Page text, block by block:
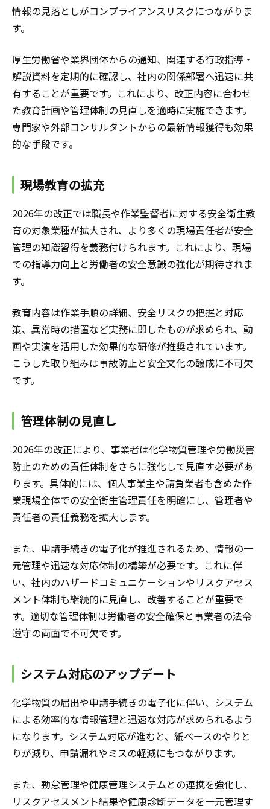
情報の見落としがコンプライアンスリスクにつながりま
す。
厚生労働省や業界団体からの通知、関連する行政指導・
解説資料を定期的に確認し、社内の関係部署へ迅速に共
有することが重要です。これにより、改正内容に合わせ
た教育計画や管理体制の見直しを適時に実施できます。
専門家や外部コンサルタントからの最新情報獲得も効果
的な手段です。
現場教育の拡充
2026年の改正では職長や作業監督者に対する安全衛生教
育の対象業種が拡大され、より多くの現場責任者が安全
管理の知識習得を義務付けられます。これにより、現場
での指導力向上と労働者の安全意識の強化が期待されま
す。
教育内容は作業手順の詳細、安全リスクの把握と対応
策、異常時の措置など実務に即したものが求められ、動
画や実演を活用した効果的な研修が推奨されています。
こうした取り組みは事故防止と安全文化の醸成に不可欠
です。
管理体制の見直し
2026年の改正により、事業者は化学物質管理や労働災害
防止のための責任体制をさらに強化して見直す必要があ
ります。具体的には、個人事業主や請負業者も含めた作
業現場全体での安全衛生管理責任を明確にし、管理者や
責任者の責任義務を拡大します。
また、申請手続きの電子化が推進されるため、情報の一
元管理や迅速な対応体制の構築が必要です。これに伴
い、社内のハザードコミュニケーションやリスクアセス
メント体制も継続的に見直し、改善することが重要で
す。適切な管理体制は労働者の安全確保と事業者の法令
遵守の両面で不可欠です。
システム対応のアップデート
化学物質の届出や申請手続きの電子化に伴い、システム
による効率的な情報管理と迅速な対応が求められるよう
になります。システム対応が進むと、紙ベースのやりと
りが減り、申請漏れやミスの軽減にもつながります。
また、勤怠管理や健康管理システムとの連携を強化し、
リスクアセスメント結果や健康診断データを一元管理す